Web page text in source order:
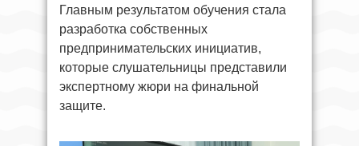
Главным результатом обучения стала
разработка собственных
предпринимательских инициатив,
которые слушательницы представили
экспертному жюри на финальной
защите.